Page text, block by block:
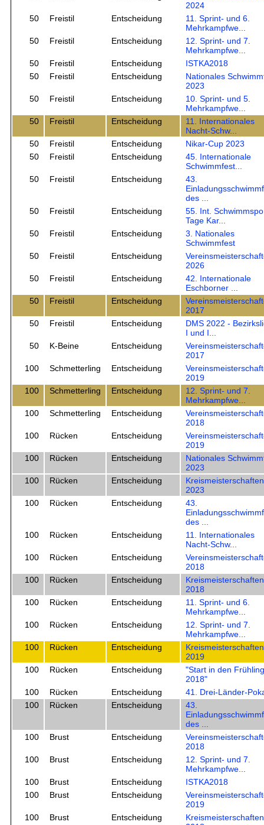
2024
50
Freistil Entscheidung
11. Sprint- und 6.
Mehrkampfwe...
50
Freistil Entscheidung
12. Sprint- und 7.
Mehrkampfwe...
50
Freistil Entscheidung
ISTKA2018
50
Freistil Entscheidung
Nationales
2023
50
Freistil Entscheidung
10. Sprint- und 5.
Mehrkampfwe...
50
Freistil Entscheidung
11. Internationales
Nacht-Schw...
50
Freistil Entscheidung
Nikar-Cup 2023
50
Freistil Entscheidung
45. Internationale
Schwimmfest...
50
Freistil Entscheidung
43.
des ...
50
Freistil Entscheidung
55. Int.
Tage Kar...
50
Freistil Entscheidung
3. Nationales
Schwimmfest
50
Freistil Entscheidung
2026
50
Freistil Entscheidung
42. Internationale
Eschborner ...
50
Freistil Entscheidung
2017
50
Freistil Entscheidung
DMS 2022 -
I und I...
50
K-Beine Entscheidung
2017
100
Schmetterling Entscheidung
2019
100
Schmetterling Entscheidung
12. Sprint- und 7.
Mehrkampfwe...
100
Schmetterling Entscheidung
2018
100
Rücken Entscheidung
2019
100
Rücken Entscheidung
Nationales
2023
100
Rücken Entscheidung
Kreismeisterschaften
2023
100
Rücken Entscheidung
43.
des ...
100
Rücken Entscheidung
11. Internationales
Nacht-Schw...
100
Rücken Entscheidung
2018
100
Rücken Entscheidung
Kreismeisterschaften
2018
100
Rücken Entscheidung
11. Sprint- und 6.
Mehrkampfwe...
100
Rücken Entscheidung
12. Sprint- und 7.
Mehrkampfwe...
100
Rücken Entscheidung
Kreismeisterschaften
2019
100
Rücken Entscheidung
"Start in den Frühling
2018"
100
Rücken Entscheidung
41. Drei-Länder-
100
Rücken Entscheidung
43.
des ...
100
Brust Entscheidung
2018
100
Brust Entscheidung
12. Sprint- und 7.
Mehrkampfwe...
100
Brust Entscheidung
ISTKA2018
100
Brust Entscheidung
2019
100
Brust Entscheidung
Kreismeisterschaften